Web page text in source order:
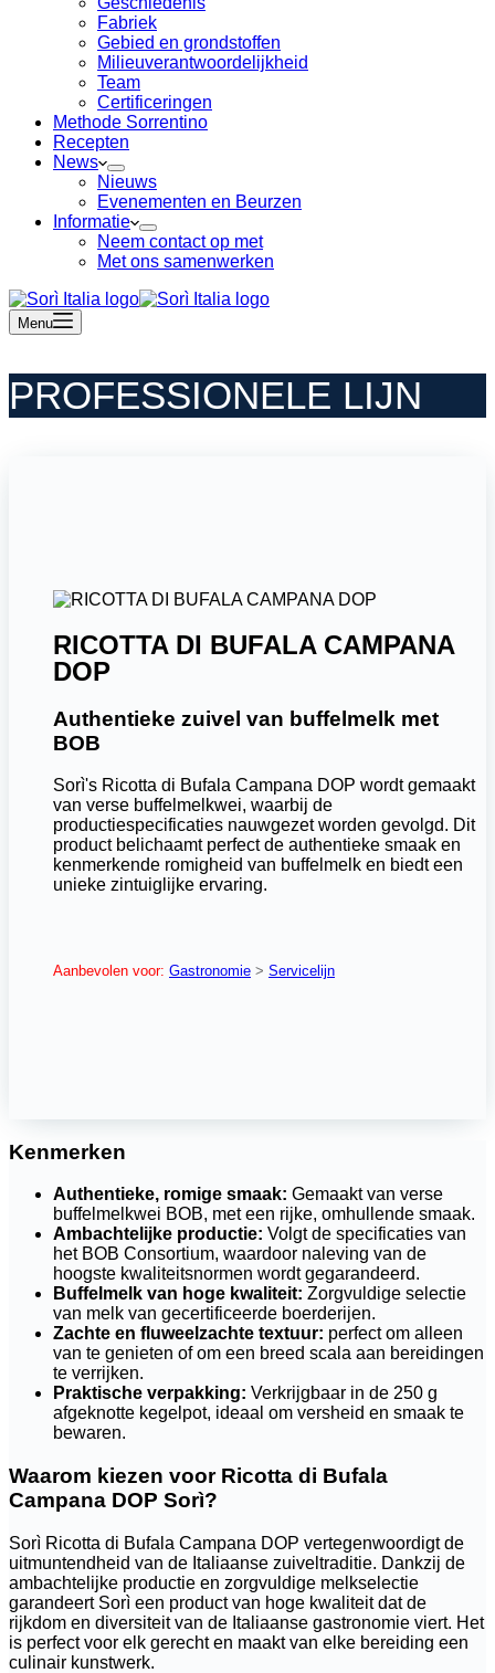
Fabriek
Gebied en grondstoffen
Milieuverantwoordelijkheid
Team
Certificeringen
Methode Sorrentino
Recepten
News
Nieuws
Evenementen en Beurzen
Informatie
Neem contact op met
Met ons samenwerken
Menu
PROFESSIONELE LIJN
RICOTTA DI BUFALA CAMPANA
DOP
Authentieke zuivel van buffelmelk met
BOB
Sorì's Ricotta di Bufala Campana DOP wordt gemaakt
van verse buffelmelkwei, waarbij de
productiespecificaties nauwgezet worden gevolgd. Dit
product belichaamt perfect de authentieke smaak en
kenmerkende romigheid van buffelmelk en biedt een
unieke zintuiglijke ervaring.
Aanbevolen voor: Gastronomie > Servicelijn
Kenmerken
Authentieke, romige smaak: Gemaakt van verse
buffelmelkwei BOB, met een rijke, omhullende smaak.
Ambachtelijke productie: Volgt de specificaties van
het BOB Consortium, waardoor naleving van de
hoogste kwaliteitsnormen wordt gegarandeerd.
Buffelmelk van hoge kwaliteit: Zorgvuldige selectie
van melk van gecertificeerde boerderijen.
Zachte en fluweelzachte textuur: perfect om alleen
van te genieten of om een breed scala aan bereidingen
te verrijken.
Praktische verpakking: Verkrijgbaar in de 250 g
afgeknotte kegelpot, ideaal om versheid en smaak te
bewaren.
Waarom kiezen voor Ricotta di Bufala
Campana DOP Sorì?
Sorì Ricotta di Bufala Campana DOP vertegenwoordigt de
uitmuntendheid van de Italiaanse zuiveltraditie. Dankzij de
ambachtelijke productie en zorgvuldige melkselectie
garandeert Sorì een product van hoge kwaliteit dat de
rijkdom en diversiteit van de Italiaanse gastronomie viert. Het
is perfect voor elk gerecht en maakt van elke bereiding een
culinair kunstwerk.